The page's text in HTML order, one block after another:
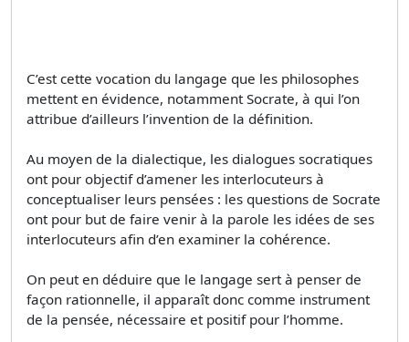
C’est cette vocation du langage que les philosophes
mettent en évidence, notamment Socrate, à qui l’on
attribue d’ailleurs l’invention de la définition.
Au moyen de la dialectique, les dialogues socratiques
ont pour objectif d’amener les interlocuteurs à
conceptualiser leurs pensées : les questions de Socrate
ont pour but de faire venir à la parole les idées de ses
interlocuteurs afin d’en examiner la cohérence.
On peut en déduire que le langage sert à penser de
façon rationnelle, il apparaît donc comme instrument
de la pensée, nécessaire et positif pour l’homme.